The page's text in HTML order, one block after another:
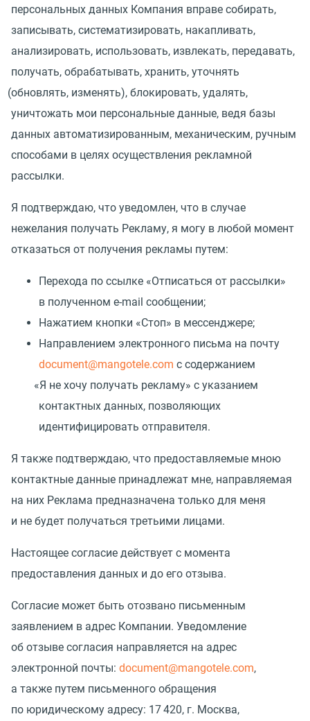
персональных данных Компания вправе собирать,
записывать, систематизировать, накапливать,
анализировать, использовать, извлекать, передавать,
получать, обрабатывать, хранить, уточнять
(обновлять, изменять), блокировать, удалять,
уничтожать мои персональные данные, ведя базы
данных автоматизированным, механическим, ручным
способами в целях осуществления рекламной
рассылки.
Я подтверждаю, что уведомлен, что в случае
нежелания получать Рекламу, я могу в любой момент
отказаться от получения рекламы путем:
Перехода по ссылке «Отписаться от рассылки»
в полученном e-mail сообщении;
Нажатием кнопки «Стоп» в мессенджере;
Направлением электронного письма на почту
document@mangotele.com с содержанием
«Я не хочу получать рекламу» с указанием
контактных данных, позволяющих
идентифицировать отправителя.
Я также подтверждаю, что предоставляемые мною
контактные данные принадлежат мне, направляемая
на них Реклама предназначена только для меня
и не будет получаться третьими лицами.
Настоящее согласие действует с момента
предоставления данных и до его отзыва.
Согласие может быть отозвано письменным
заявлением в адрес Компании. Уведомление
об отзыве согласия направляется на адрес
электронной почты: document@mangotele.com,
а также путем письменного обращения
по юридическому адресу: 17 420, г. Москва,